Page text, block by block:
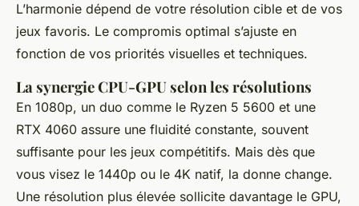
L’harmonie dépend de votre résolution cible et de vos
jeux favoris. Le compromis optimal s’ajuste en
fonction de vos priorités visuelles et techniques.
La synergie CPU-GPU selon les résolutions
En 1080p, un duo comme le Ryzen 5 5600 et une
RTX 4060 assure une fluidité constante, souvent
suffisante pour les jeux compétitifs. Mais dès que
vous visez le 1440p ou le 4K natif, la donne change.
Une résolution plus élevée sollicite davantage le GPU,